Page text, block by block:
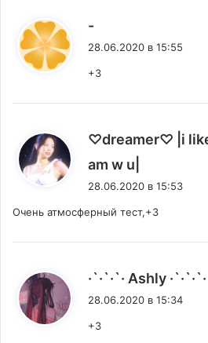
-
28.06.2020 в 15:55
+3
♡dreamer♡ |i
am w u|
28.06.2020 в 15:53
Очень атмосферный тест,+3
·`·`·`· Ashly ·`·`·`·
28.06.2020 в 15:34
+3